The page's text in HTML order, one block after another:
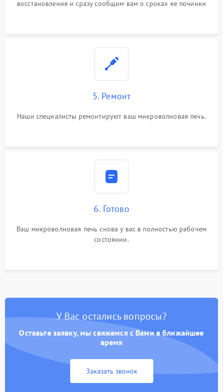
восстановления и сразу сообщим вам о сроках ее починки
5. Ремонт
Наши специалисты ремонтируют ваш микроволновая печь.
6. Готово
Ваш микроволновая печь снова у вас в полностью рабочем
состоянии.
У Вас остались вопросы?
Оставьте заявку, мы свяжемся с Вами в ближайшее
время
Заказать звонок